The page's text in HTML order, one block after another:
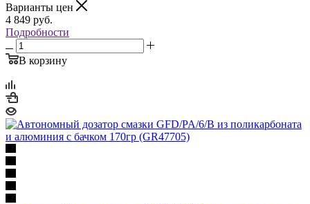
Варианты цен
4 849 руб.
Подробности
В корзину